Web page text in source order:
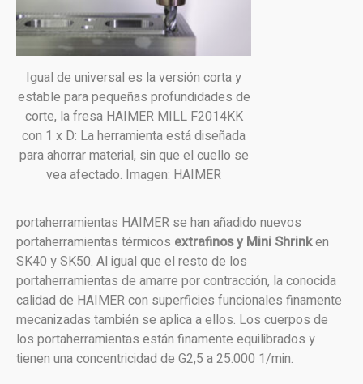
Igual de universal es la versión corta y
estable para pequeñas profundidades de
corte, la fresa HAIMER MILL F2014KK
con 1 x D: La herramienta está diseñada
para ahorrar material, sin que el cuello se
vea afectado. Imagen: HAIMER
portaherramientas HAIMER se han añadido nuevos
portaherramientas térmicos extrafinos y Mini Shrinken
SK40 y SK50. Al igual que el resto de los
portaherramientas de amarre por contracción, la conocida
calidad de HAIMER con superficies funcionales finamente
mecanizadas también se aplica a ellos. Los cuerpos de
los portaherramientas están finamente equilibrados y
tienen una concentricidad de G2,5 a 25.000 1/min.